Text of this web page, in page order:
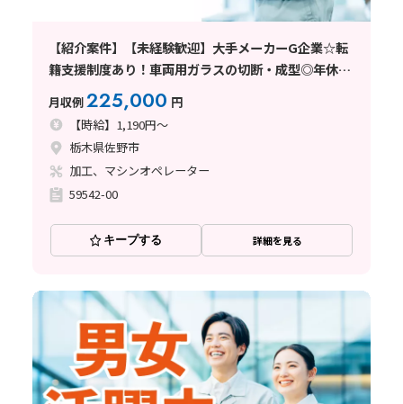
【紹介案件】【未経験歓迎】大手メーカーG企業☆転
籍支援制度あり！車両用ガラスの切断・成型◎年休
月収例225,000 円
【時給】1,190円～
栃木県佐野市
加工、マシンオペレーター
59542-00
キープする 詳細を見る